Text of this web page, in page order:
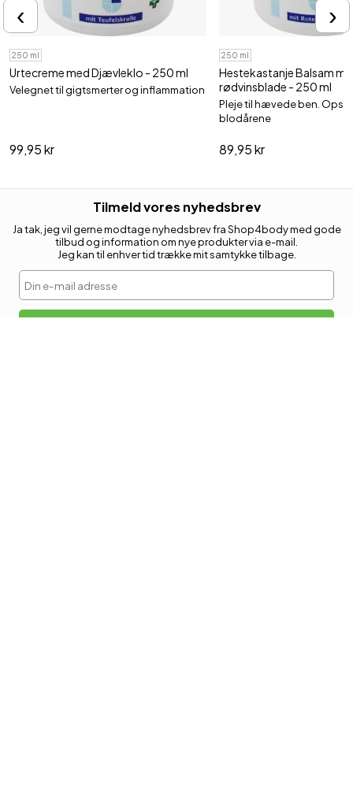
250 ml
Urtecreme med Djævleklo - 250 ml
Velegnet til gigtsmerter og inflammation
99,95 kr
250 ml
Hestekastanje Balsam
rødvinsblade - 250 ml
Pleje til hævede ben.
blodårene
89,95 kr
‹ ›
Tilmeld vores nyhedsbrev
Ja tak, jeg vil gerne modtage nyhedsbrev fra Shop4body med gode
tilbud og information om nye produkter via e-mail.
Jeg kan til enhver tid trække mit samtykke tilbage.